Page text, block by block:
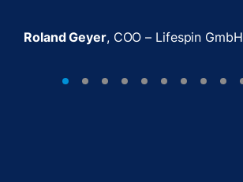
Roland Geyer, COO – Lifespin GmbH